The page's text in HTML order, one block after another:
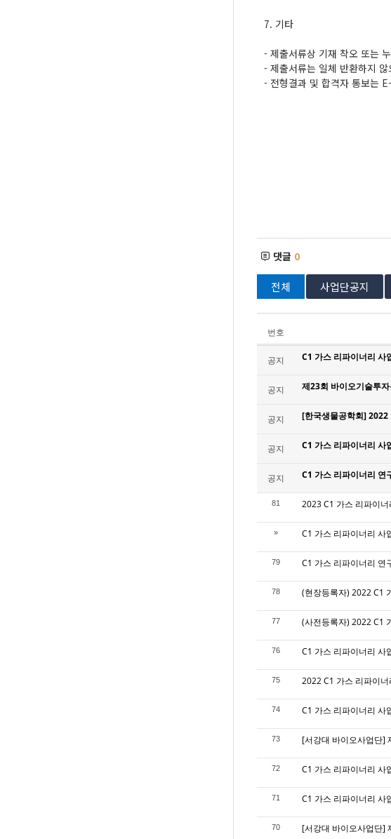
7. 기타
- 제출서류상 기재 착오 또는
- 제출서류는 일체 반환하지
- 전형결과 및 합격자 통보는
댓글 0
전체 사업단공지
번호
공지 C1 가스 리파이너리 사
공지 제23회 바이오기술투
공지 [한국생물공학회] 2022
공지 C1 가스 리파이너리 사
공지 C1 가스 리파이너리 연
81 2023 C1 가스 리파이
» C1 가스 리파이너리 사
79 C1 가스 리파이너리 연
78 (현장등록자) 2022 C1
77 (사전등록자) 2022 C1
76 C1 가스 리파이너리 사
75 2022 C1 가스 리파이
74 C1 가스 리파이너리 사
73 [서강대 바이오사업단]
72 C1 가스 리파이너리 사
71 C1 가스 리파이너리 사
70 [서강대 바이오사업단]